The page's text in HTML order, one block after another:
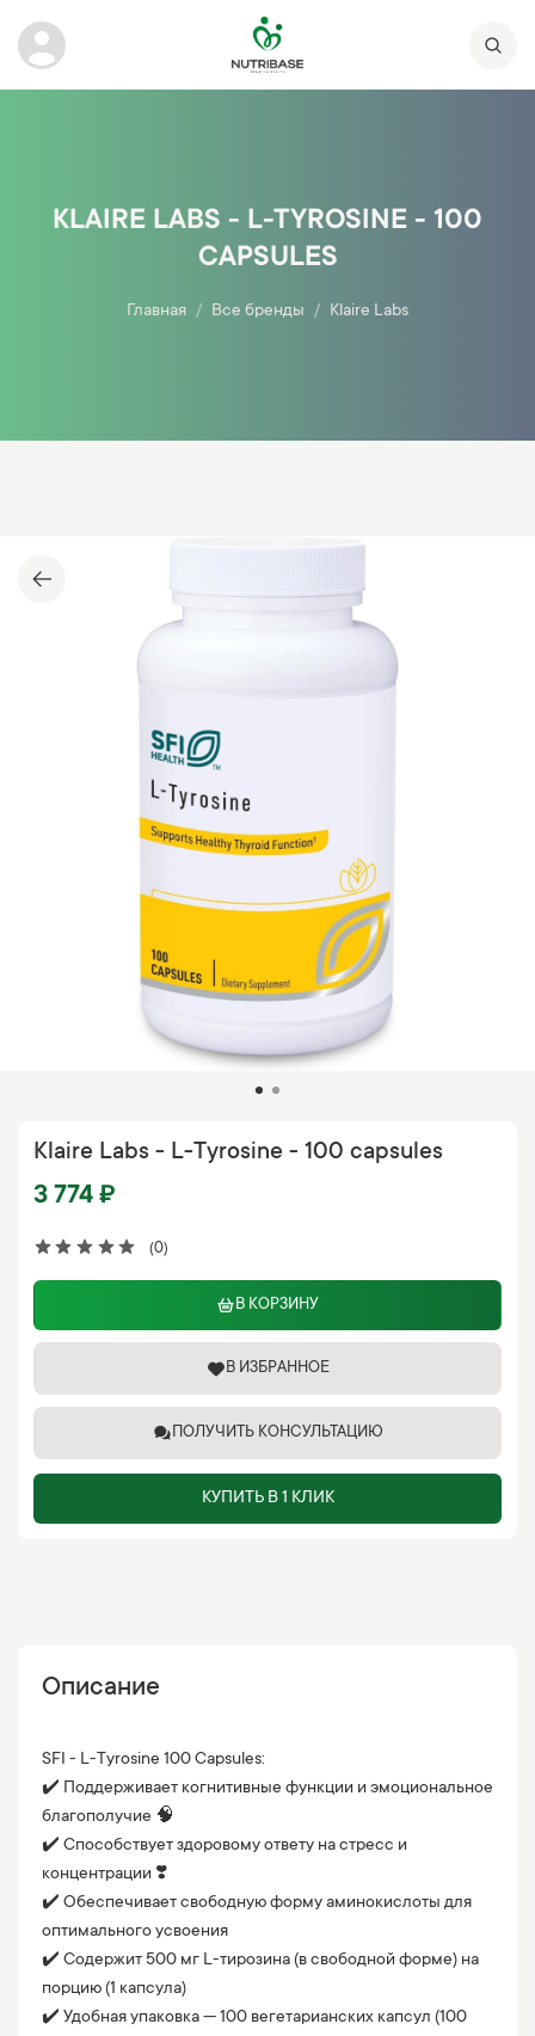
KLAIRE LABS - L-TYROSINE - 100
CAPSULES
Главная Все бренды Klaire Labs
(0)
Klaire Labs - L-Tyrosine - 100 capsules
3 774 ₽
В КОРЗИНУ
В ИЗБРАННОЕ
ПОЛУЧИТЬ КОНСУЛЬТАЦИЮ
КУПИТЬ В 1 КЛИК
Описание
SFI - L-Tyrosine 100 Capsules:
✔️ Поддерживает когнитивные функции и эмоциональное
благополучие 🧠
✔️ Способствует здоровому ответу на стресс и
концентрации ❣️
✔️ Обеспечивает свободную форму аминокислоты для
оптимального усвоения
✔️ Содержит 500 мг L-тирозина (в свободной форме) на
порцию (1 капсула)
✔️ Удобная упаковка — 100 вегетарианских капсул (100